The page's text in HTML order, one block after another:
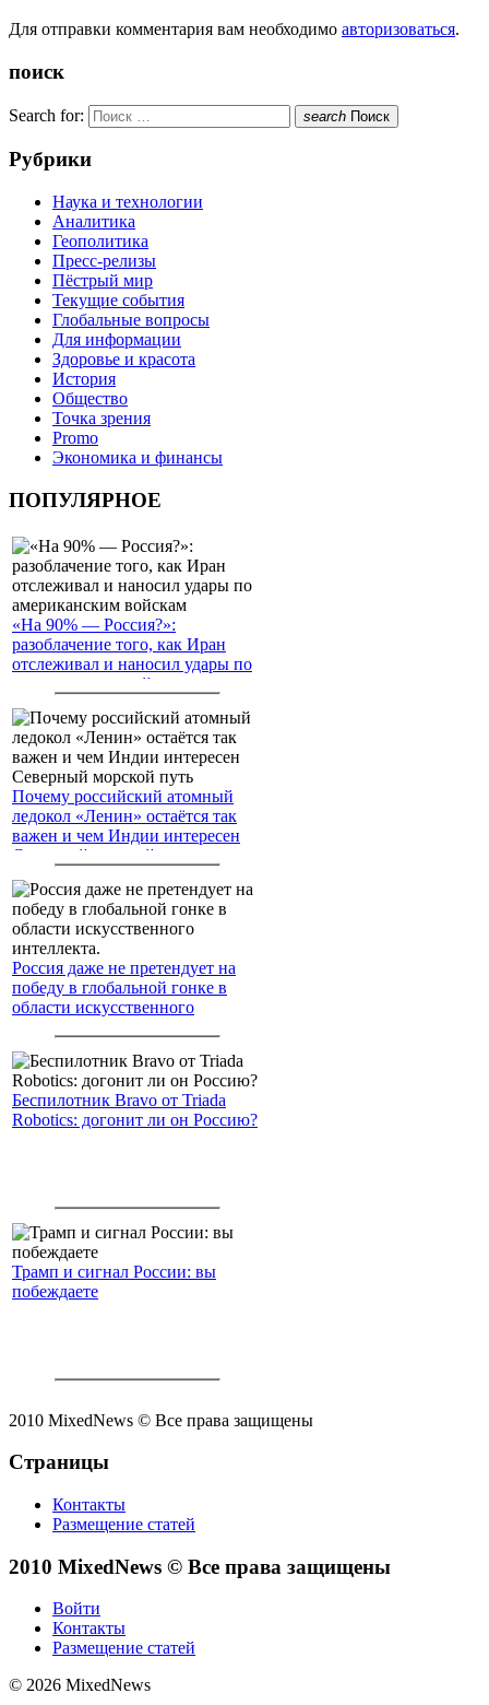
Для отправки комментария вам необходимо авторизоваться.
поиск
Search for: search Поиск
Рубрики
Наука и технологии
Аналитика
Геополитика
Пресс-релизы
Пёстрый мир
Текущие события
Глобальные вопросы
Для информации
Здоровье и красота
История
Общество
Точка зрения
Promo
Экономика и финансы
ПОПУЛЯРНОЕ
«На 90% — Россия?»:
разоблачение того, как Иран
отслеживал и наносил удары по
американским войскам
Почему российский атомный
ледокол «Ленин» остаётся так
важен и чем Индии интересен
Северный морской путь
Россия даже не претендует на
победу в глобальной гонке в
области искусственного
Беспилотник Bravo от Triada
Robotics: догонит ли он Россию?
Трамп и сигнал России: вы
побеждаете
2010 MixedNews © Все права защищены
Страницы
Контакты
Размещение статей
2010 MixedNews © Все права защищены
Войти
Контакты
Размещение статей
© 2026 MixedNews